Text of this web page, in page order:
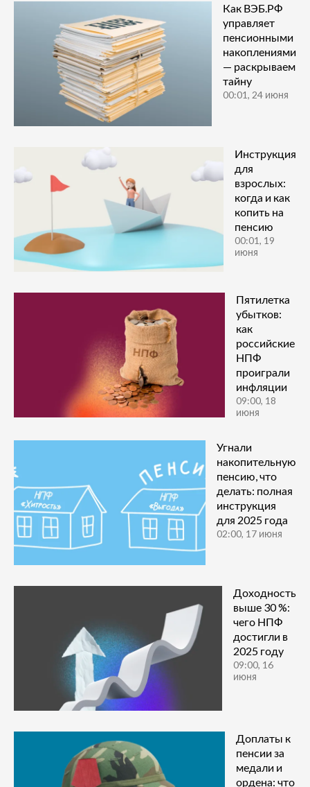
Как ВЭБ.РФ
управляет
пенсионными
накоплениями
— раскрываем
тайну
00:01, 24 июня
Инструкция
для
взрослых:
когда и как
копить на
пенсию
00:01, 19
июня
Пятилетка
убытков:
как
российские
НПФ
проиграли
инфляции
09:00, 18
июня
Угнали
накопительную
пенсию, что
делать: полная
инструкция
для 2025 года
02:00, 17 июня
Доходность
выше 30 %:
чего НПФ
достигли в
2025 году
09:00, 16
июня
Доплаты к
пенсии за
медали и
ордена: что